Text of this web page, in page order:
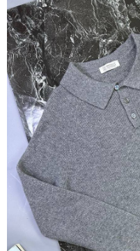
Дубленки
Жилеты
Костюмы
Куртки
Куртки кожаные
Нижнее белье
Пальто
Пиджаки
Пуловеры
Пуховики
Рубашки
Свитеры
Свитшоты, кофты и худи
Спортивные костюмы
Футболки